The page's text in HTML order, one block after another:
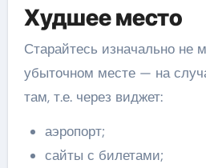
Худшее место
Старайтесь изначально не
убыточном месте — на
там, т.е. через виджет:
аэропорт;
сайты с билетами;